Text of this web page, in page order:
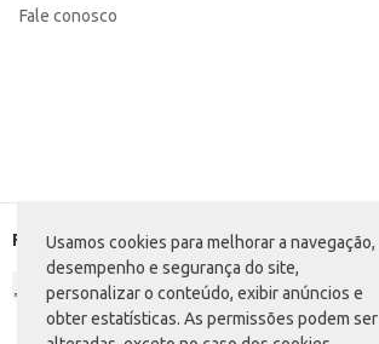
Usamos cookies para melhorar a navegação,
desempenho e segurança do site,
personalizar o conteúdo, exibir anúncios e
obter estatísticas. As permissões podem ser
Fale conosco
Formas de pagamento